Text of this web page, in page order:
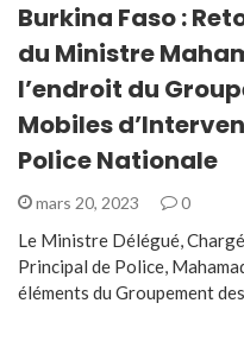
Burkina Faso :
du Ministre
l’endroit du
Mobiles
Police Nationale
mars 20, 2023 0
Le Ministre Délégué,
Principal de Police,
éléments du Groupement